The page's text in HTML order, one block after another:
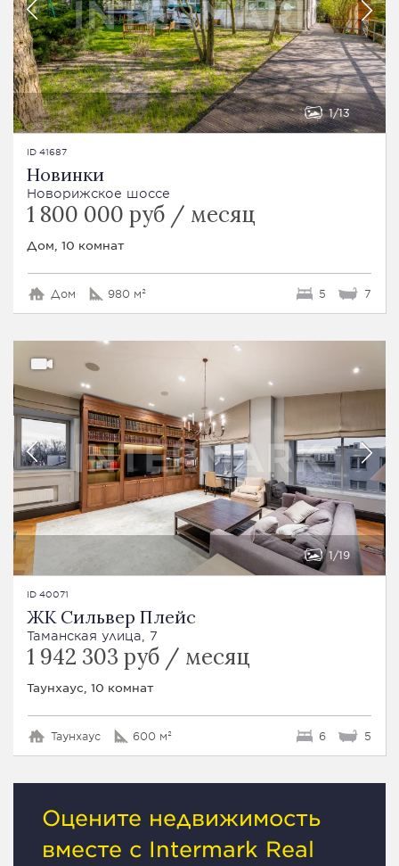
1 13
ID 41687
Новинки
Новорижское шоссе
1 800 000 руб / месяц
Дом, 10 комнат
Дом 980 м² 5 7
1 19
ID 40071
ЖК Сильвер Плейс
Таманская улица, 7
1 942 303 руб / месяц
Таунхаус, 10 комнат
Таунхаус 600 м² 6 5
Оцените недвижимость
вместе с Intermark Real